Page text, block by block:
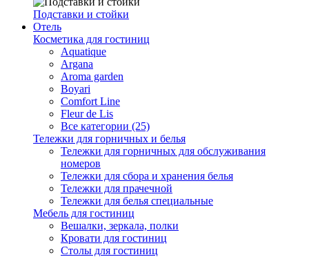
Подставки и стойки
Отель
Косметика для гостиниц
Aquatique
Argana
Aroma garden
Boyari
Comfort Line
Fleur de Lis
Все категории (25)
Тележки для горничных и белья
Тележки для горничных для обслуживания
номеров
Тележки для сбора и хранения белья
Тележки для прачечной
Тележки для белья специальные
Мебель для гостиниц
Вешалки, зеркала, полки
Кровати для гостиниц
Столы для гостиниц